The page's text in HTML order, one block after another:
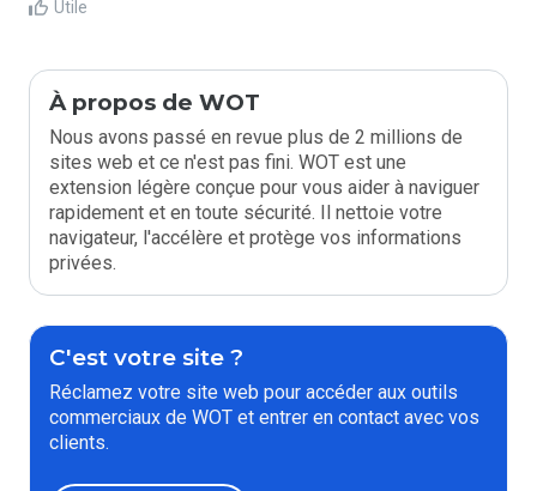
Utile
À propos de WOT
Nous avons passé en revue plus de 2 millions de
sites web et ce n'est pas fini. WOT est une
extension légère conçue pour vous aider à naviguer
rapidement et en toute sécurité. Il nettoie votre
navigateur, l'accélère et protège vos informations
privées.
C'est votre site ?
Réclamez votre site web pour accéder aux outils
commerciaux de WOT et entrer en contact avec vos
clients.